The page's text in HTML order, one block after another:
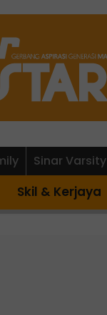
Sinar Varsity
Skil & Kerjaya